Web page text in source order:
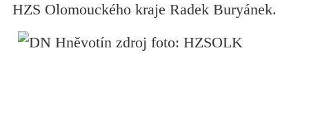
HZS Olomouckého kraje Radek Buryánek.